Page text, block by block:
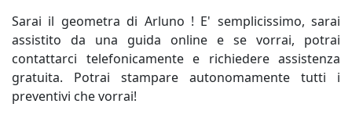
Sarai il geometra di Arluno ! E' semplicissimo, sarai
assistito da una guida online e se vorrai, potrai
contattarci telefonicamente e richiedere assistenza
gratuita. Potrai stampare autonomamente tutti i
preventivi che vorrai!